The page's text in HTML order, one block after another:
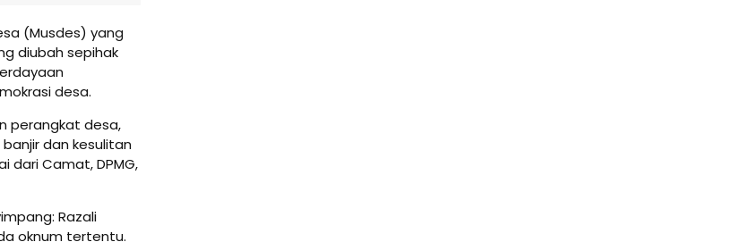
(Musdes) yang
diubah sepihak
desa.
perangkat desa,
dan kesulitan
dari Camat, DPMG,
Razali
oknum tertentu.